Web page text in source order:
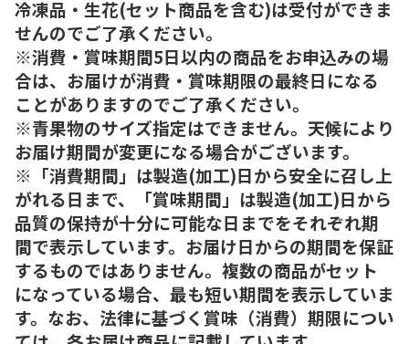
冷凍品・生花(セット商品を含む)は受付ができま
せんのでご了承ください。
※消費・賞味期間5日以内の商品をお申込みの場
合は、お届けが消費・賞味期限の最終日になる
ことがありますのでご了承ください。
※青果物のサイズ指定はできません。天候により
お届け期間が変更になる場合がございます。
※「消費期間」は製造(加工)日から安全に召し上
がれる日まで、「賞味期間」は製造(加工)日から
品質の保持が十分に可能な日までをそれぞれ期
間で表示しています。お届け日からの期間を保証
するものではありません。複数の商品がセット
になっている場合、最も短い期間を表示していま
す。なお、法律に基づく賞味（消費）期限につい